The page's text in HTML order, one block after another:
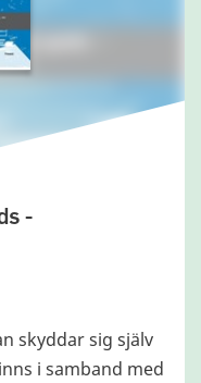
-
skyddar sig själv
i samband med